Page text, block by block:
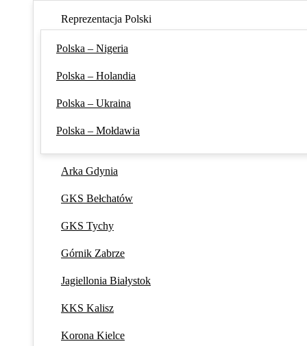
Reprezentacja Polski
Polska – Nigeria
Polska – Holandia
Polska – Ukraina
Polska – Mołdawia
Arka Gdynia
GKS Bełchatów
GKS Tychy
Górnik Zabrze
Jagiellonia Białystok
KKS Kalisz
Korona Kielce